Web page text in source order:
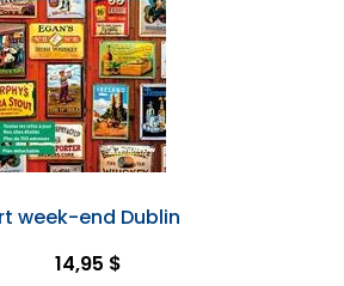
week-end Dublin
14,95 $